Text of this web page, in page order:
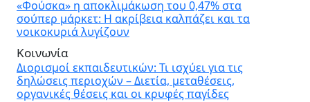
«Φούσκα» η αποκλιμάκωση του 0,47% στα
σούπερ μάρκετ: Η ακρίβεια καλπάζει και τα
νοικοκυριά λυγίζουν
Κοινωνία
Διορισμοί εκπαιδευτικών: Τι ισχύει για τις
δηλώσεις περιοχών – Διετία, μεταθέσεις,
οργανικές θέσεις και οι κρυφές παγίδες